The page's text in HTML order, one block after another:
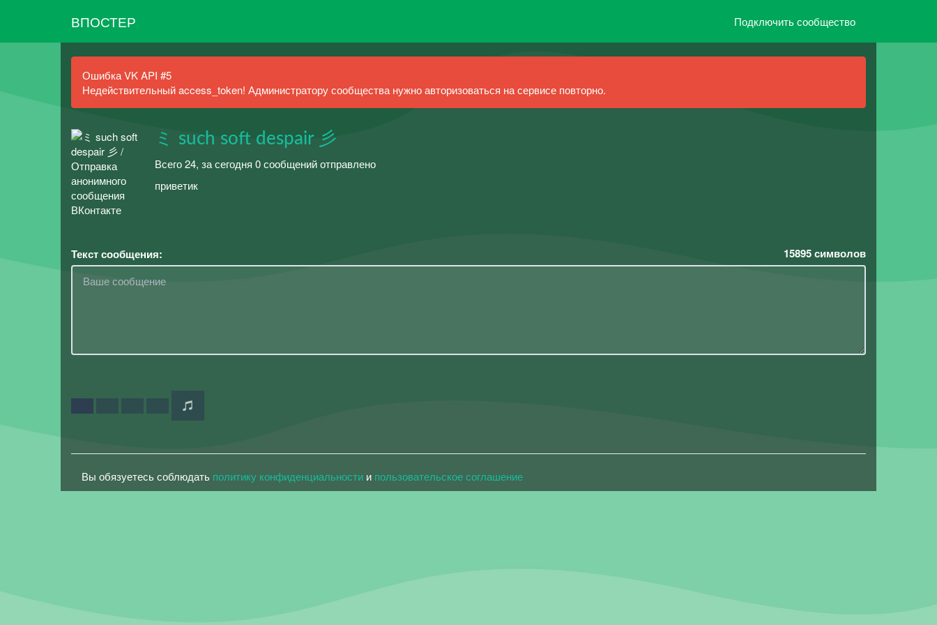
ВПОСТЕР Подключить сообщество
Ошибка VK API #5
Недействительный access_token! Администратору сообщества нужно авторизоваться на сервисе повторно.
ミ such soft despair 彡
Всего 24, за сегодня 0 сообщений отправлено
приветик
Текст сообщения: 15895символов
Вы обязуетесь соблюдать политику конфиденциальности и пользовательское соглашение